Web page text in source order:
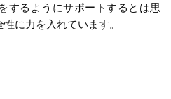
するようにサポートするとは思
に力を入れています。